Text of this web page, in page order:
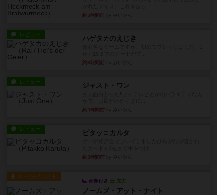
約3時間前
レビュー ハゲタカのえじき
約3時間前
レビュー ジャスト・ワン
約3時間前
レビュー ピタッコカルタ
約3時間前
ルール/インスト
画像付き 充実
ノームズ・アット・ナイト